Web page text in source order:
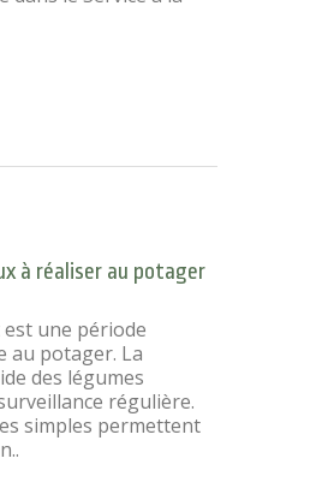
à réaliser au potager
est une période
au potager. La
des légumes
régulière.
simples permettent